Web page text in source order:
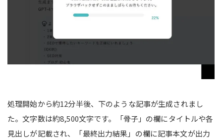
処理開始から約12分半後、下のような記事が生成されまし
た。文字数は約8,500文字です。「骨子」の欄にタイトルや各
見出しが記載され、「最終出力結果」の欄に記事本文が出力